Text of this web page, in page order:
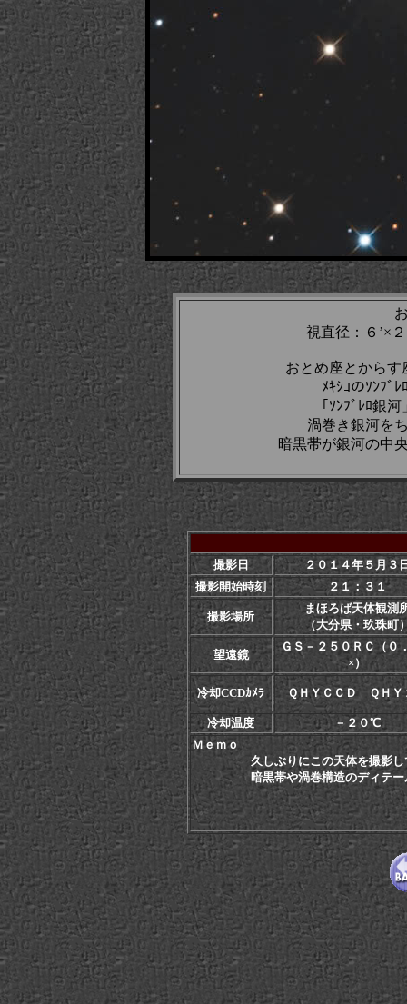
視直径：６’×
おとめ座とから
ﾒｷｼｺのｿﾝﾌﾞ
「ｿﾝﾌﾞﾚﾛ銀
渦巻き銀河を
暗黒帯が銀河の中
撮影日
２０１４年５月３
撮影開始時刻
２１：３１
撮影場所
まほろば天体観測
（大分県・玖珠町
望遠鏡
ＧＳ－２５０ＲＣ（０
×）
冷却CCDｶﾒﾗ ＱＨＹＣＣＤ ＱＨＹ
冷却温度
－２０℃
Ｍｅｍｏ
久しぶりにこの天体を撮影し
暗黒帯や渦巻構造のディテールを